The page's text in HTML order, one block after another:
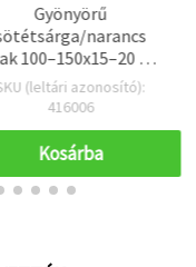
Gyönyörű
narancs
100–150x15–20 mm
db-os szett, kreatív
hobby alapanyag
és DIY
(leltári azonosító):
416006
Kosárba